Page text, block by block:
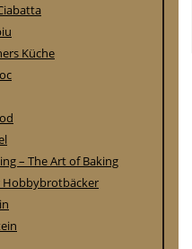
Küche
– The Art of Baking
Hobbybrotbäcker